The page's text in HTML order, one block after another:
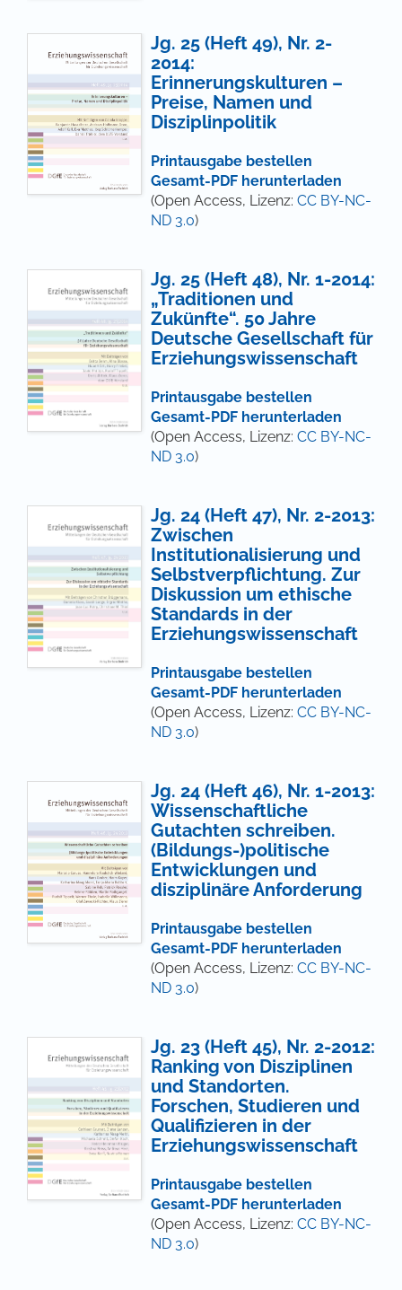
Jg. 25 (Heft 49), Nr. 2-
2014:
Erinnerungskulturen –
Preise, Namen und
Disziplinpolitik
Printausgabe bestellen
Gesamt-PDF herunterladen
(Open Access, Lizenz: CC BY-NC-
ND 3.0)
Jg. 25 (Heft 48), Nr. 1-2014:
„Traditionen und
Zukünfte“. 50 Jahre
Deutsche Gesellschaft für
Erziehungswissenschaft
Printausgabe bestellen
Gesamt-PDF herunterladen
(Open Access, Lizenz: CC BY-NC-
ND 3.0)
Jg. 24 (Heft 47), Nr. 2-2013:
Zwischen
Institutionalisierung und
Selbstverpflichtung. Zur
Diskussion um ethische
Standards in der
Erziehungswissenschaft
Printausgabe bestellen
Gesamt-PDF herunterladen
(Open Access, Lizenz: CC BY-NC-
ND 3.0)
Jg. 24 (Heft 46), Nr. 1-2013:
Wissenschaftliche
Gutachten schreiben.
(Bildungs-)politische
Entwicklungen und
disziplinäre Anforderung
Printausgabe bestellen
Gesamt-PDF herunterladen
(Open Access, Lizenz: CC BY-NC-
ND 3.0)
Jg. 23 (Heft 45), Nr. 2-2012:
Ranking von Disziplinen
und Standorten.
Forschen, Studieren und
Qualifizieren in der
Erziehungswissenschaft
Printausgabe bestellen
Gesamt-PDF herunterladen
(Open Access, Lizenz: CC BY-NC-
ND 3.0)